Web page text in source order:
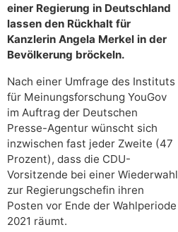
einer Regierung in Deutschland
lassen den Rückhalt für
Kanzlerin Angela Merkel in der
Bevölkerung bröckeln.
Nach einer Umfrage des Instituts
für Meinungsforschung YouGov
im Auftrag der Deutschen
Presse-Agentur wünscht sich
inzwischen fast jeder Zweite (47
Prozent), dass die CDU-
Vorsitzende bei einer Wiederwahl
zur Regierungschefin ihren
Posten vor Ende der Wahlperiode
2021 räumt.